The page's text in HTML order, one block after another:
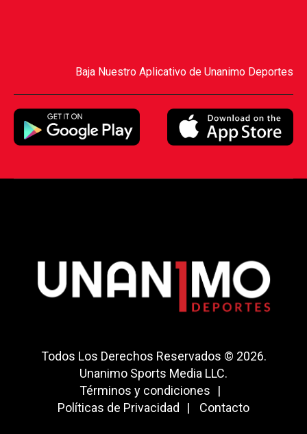
Baja Nuestro Aplicativo de Unanimo Deportes
Todos Los Derechos Reservados © 2026.
Unanimo Sports Media LLC.
Términos y condiciones
Políticas de Privacidad
Contacto